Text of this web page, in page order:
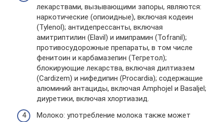
лекарствами, вызывающими запоры, являются:
наркотические (опиоидные), включая кодеин
(Tylenol); антидепрессанты, включая
амитриптилин (Elavil) и имипрамин (Tofranil);
противосудорожные препараты, в том числе
фенитоин и карбамазепин (Тегретол);
блокирующие лекарства, включая дилтиазем
(Cardizem) и нифедипин (Procardia); содержащие
алюминий антациды, включая Amphojel и Basaljel;
диуретики, включая хлортиазид.
Молоко: употребление молока также может